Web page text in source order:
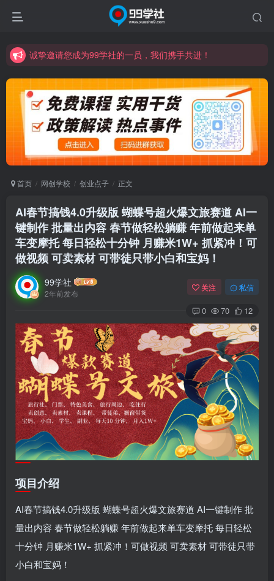
诚挚邀请您成为99学社的一员，我们携手共进！
诚挚邀请您成为99学社的一员，我们携手共进！
学习路上不孤独，99学社与你同行！分享全网优质VIP资源，炒股教程、创业教程、网络营销教程、自媒体短视频教程等，长期更新各大精品创业项目！
首页 网创学校 创业点子 正文
AI春节搞钱4.0升级版 蝴蝶号超火爆文旅赛道 AI一
键制作 批量出内容 春节做轻松躺赚 年前做起来单
车变摩托 每日轻松十分钟 月赚米1W+ 抓紧冲！可
做视频 可卖素材 可带徒只带小白和宝妈！
99学社
2年前发布
关注 私信
0 70 12
项目介绍
AI春节搞钱4.0升级版 蝴蝶号超火爆文旅赛道 AI一键制作 批
量出内容 春节做轻松躺赚 年前做起来单车变摩托 每日轻松
十分钟 月赚米1W+ 抓紧冲！可做视频 可卖素材 可带徒只带
小白和宝妈！